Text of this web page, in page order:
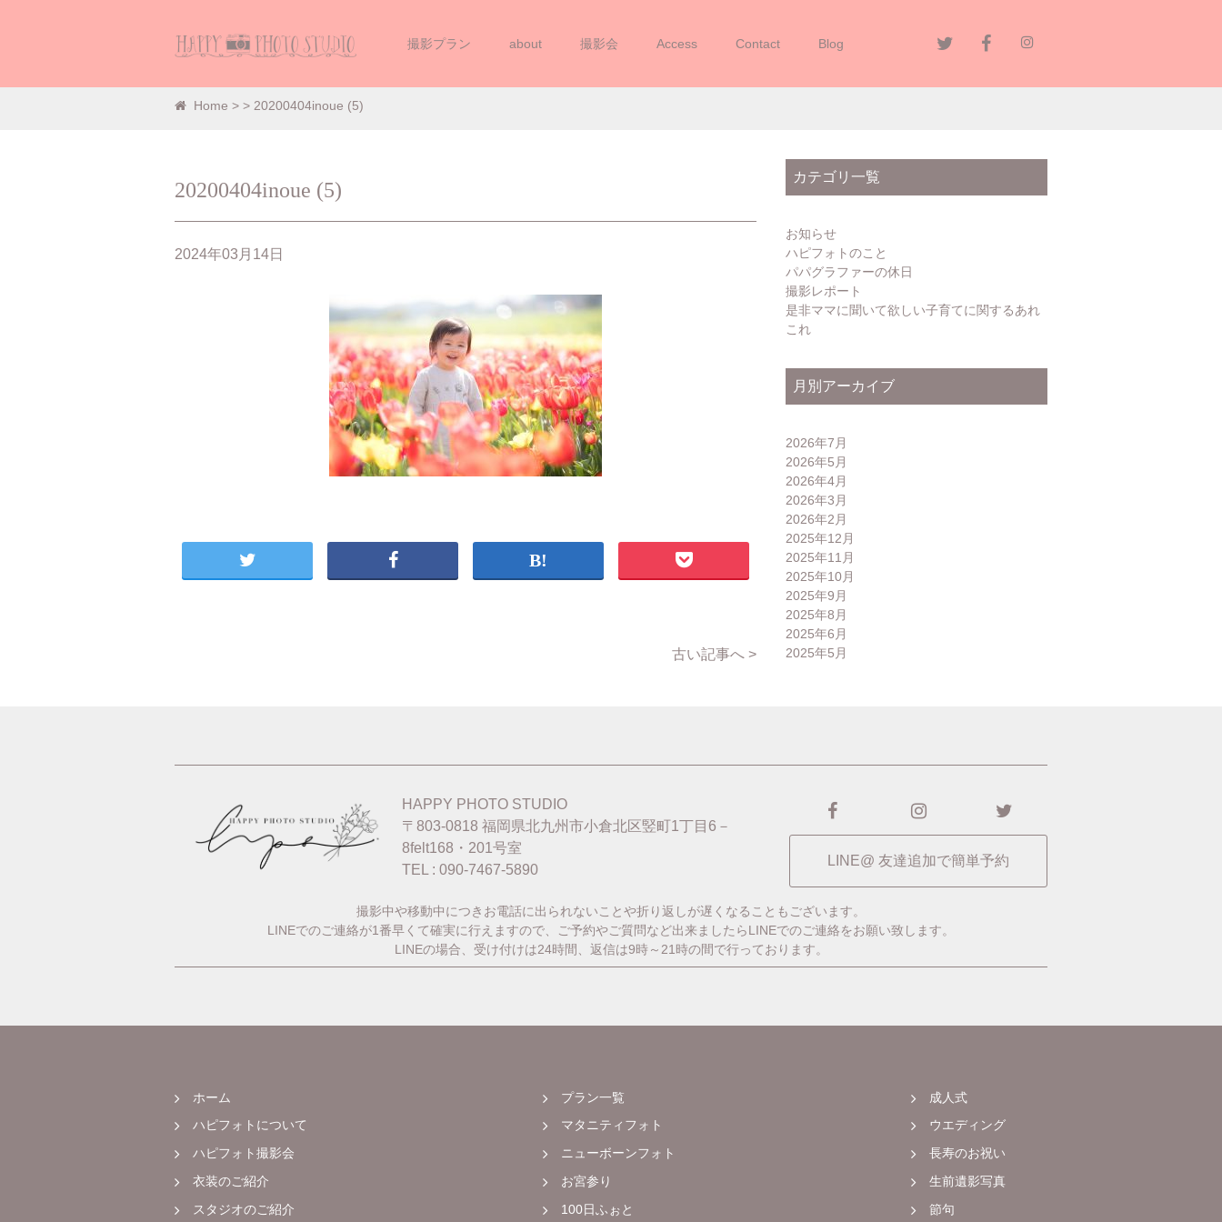
撮影プラン about 撮影会 Access Contact Blog
Home > > 20200404inoue (5)
20200404inoue (5)
2024年03月14日
古い記事へ >
カテゴリ一覧
お知らせ
ハピフォトのこと
パパグラファーの休日
撮影レポート
是非ママに聞いて欲しい子育てに関するあれ
これ
月別アーカイブ
2026年7月
2026年5月
2026年4月
2026年3月
2026年2月
2025年12月
2025年11月
2025年10月
2025年9月
2025年8月
2025年6月
2025年5月
HAPPY PHOTO STUDIO
〒803-0818 福岡県北九州市小倉北区竪町1丁目6－
8felt168・201号室
TEL : 090-7467-5890
LINE@ 友達追加で簡単予約
撮影中や移動中につきお電話に出られないことや折り返しが遅くなることもございます。
LINEでのご連絡が1番早くて確実に行えますので、ご予約やご質問など出来ましたらLINEでのご連絡をお願い致します。
LINEの場合、受け付けは24時間、返信は9時～21時の間で行っております。
ホーム
ハピフォトについて
ハピフォト撮影会
衣装のご紹介
スタジオのご紹介
プラン一覧
マタニティフォト
ニューボーンフォト
お宮参り
100日ふぉと
成人式
ウエディング
長寿のお祝い
生前遺影写真
節句